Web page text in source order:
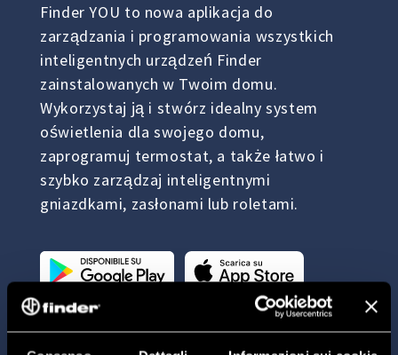
Finder YOU to nowa aplikacja do
zarządzania i programowania wszystkich
inteligentnych urządzeń Finder
zainstalowanych w Twoim domu.
Wykorzystaj ją i stwórz idealny system
oświetlenia dla swojego domu,
zaprogramuj termostat, a także łatwo i
szybko zarządzaj inteligentnymi
gniazdkami, zasłonami lub roletami.